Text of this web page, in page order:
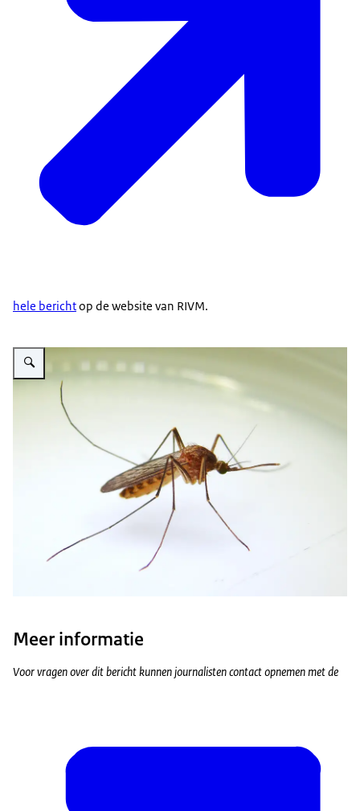
hele berichtop de website van RIVM.
Vergroot afbeelding Gewone huissteekmug (Culex pipiens)
Meer informatie
Voor vragen over dit bericht kunnen journalisten contact opnemen met de